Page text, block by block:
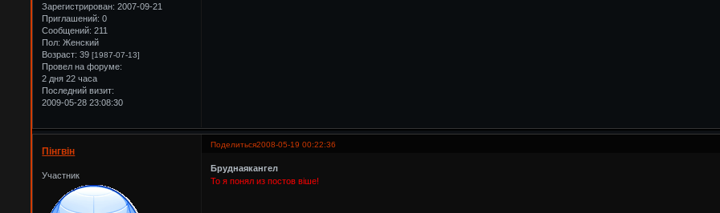
Зарегистрирован: 2007-09-21
Приглашений: 0
Сообщений: 211
Пол: Женский
Возраст: 39[1987-07-13]
Провел на форуме:
2 дня 22 часа
Последний визит:
2009-05-28 23:08:30
Поделиться2008-05-19 00:22:36
Пінгвін
Участник
Бруднаякангел
То я понял из постов віше!